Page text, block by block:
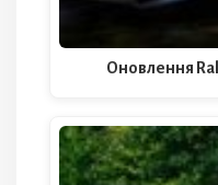
Оновлення